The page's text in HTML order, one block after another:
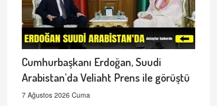
Cumhurbaşkanı Erdoğan, Suudi
Arabistan'da Veliaht Prens ile görüştü
7 Ağustos 2026 Cuma